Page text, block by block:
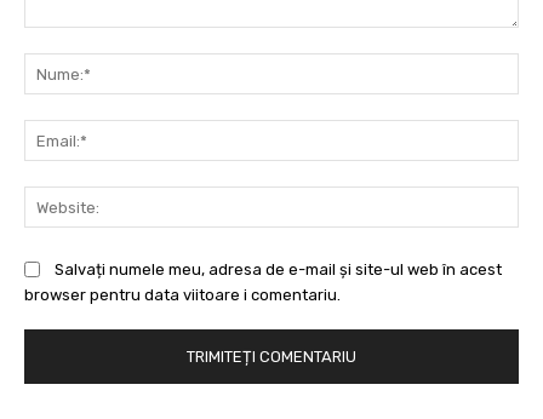
Salvați numele meu, adresa de e-mail și site-ul web în acest
browser pentru data viitoare i comentariu.